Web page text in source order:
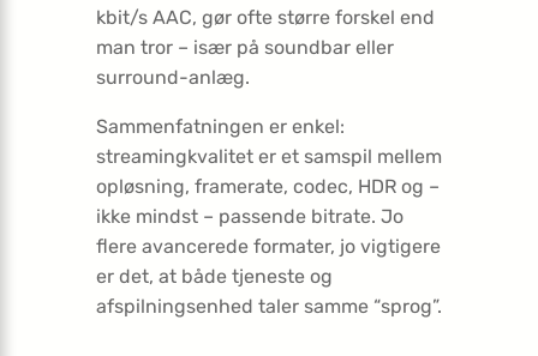
kbit/s AAC, gør ofte større forskel end
man tror – især på soundbar eller
surround-anlæg.
Sammenfatningen er enkel:
streamingkvalitet er et samspil mellem
opløsning, framerate, codec, HDR og –
ikke mindst – passende bitrate. Jo
flere avancerede formater, jo vigtigere
er det, at både tjeneste og
afspilnings­enhed taler samme “sprog”.